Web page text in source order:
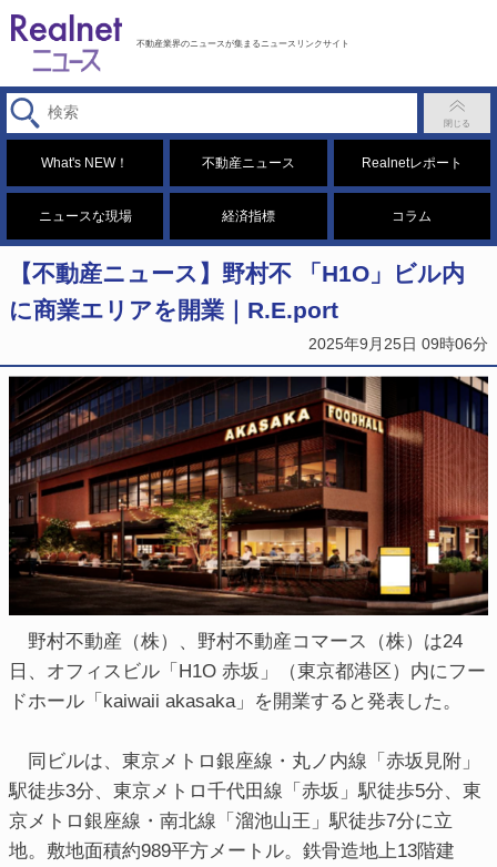
不動産業界のニュースが集まるニュースリンクサイト
What's NEW！ 不動産ニュース Realnetレポート
ニュースな現場 経済指標 コラム
【不動産ニュース】野村不 「H1O」ビル内
に商業エリアを開業｜R.E.port
2025年9月25日 09時06分
野村不動産（株）、野村不動産コマース（株）は24
日、オフィスビル「H1O 赤坂」（東京都港区）内にフー
ドホール「kaiwaii akasaka」を開業すると発表した。
同ビルは、東京メトロ銀座線・丸ノ内線「赤坂見附」
駅徒歩3分、東京メトロ千代田線「赤坂」駅徒歩5分、東
京メトロ銀座線・南北線「溜池山王」駅徒歩7分に立
地。敷地面積約989平方メートル。鉄骨造地上13階建